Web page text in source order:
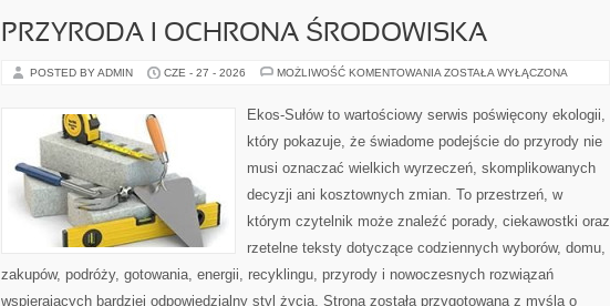
PRZYRODA I OCHRONA ŚRODOWISKA
POSTED BY ADMIN CZE - 27 - 2026 MOŻLIWOŚĆ KOMENTOWANIA PRZYRODA
ŚRODOWISKA
ZOSTAŁA WYŁĄCZONA
Ekos-Sułów to wartościowy serwis poświęcony ekologii,
który pokazuje, że świadome podejście do przyrody nie
musi oznaczać wielkich wyrzeczeń, skomplikowanych
decyzji ani kosztownych zmian. To przestrzeń, w
którym czytelnik może znaleźć porady, ciekawostki oraz
rzetelne teksty dotyczące codziennych wyborów, domu,
zakupów, podróży, gotowania, energii, recyklingu, przyrody i nowoczesnych rozwiązań
wspierających bardziej odpowiedzialny styl życia. Strona została przygotowana z myślą o